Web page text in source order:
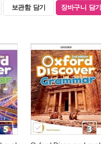
보관함 담기 장바구니 담기